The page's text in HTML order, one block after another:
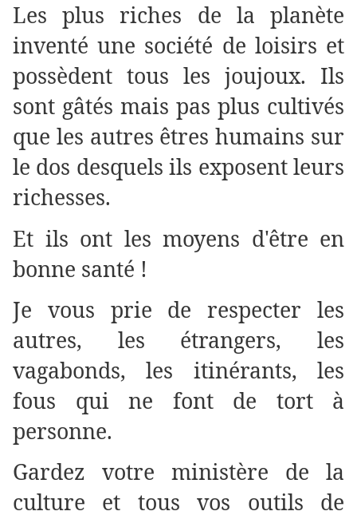
Les plus riches de la planète
inventé une société de loisirs et
possèdent tous les joujoux. Ils
sont gâtés mais pas plus cultivés
que les autres êtres humains sur
le dos desquels ils exposent leurs
richesses.
Et ils ont les moyens d'être en
bonne santé !
Je vous prie de respecter les
autres, les étrangers, les
vagabonds, les itinérants, les
fous qui ne font de tort à
personne.
Gardez votre ministère de la
culture et tous vos outils de